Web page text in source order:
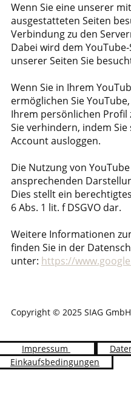
Wenn Sie eine unserer
ausgestatteten Seiten
Verbindung zu den
Dabei wird dem
unserer Seiten Sie
Wenn Sie in Ihrem
ermöglichen Sie
Ihrem persönlichen Profil
Sie verhindern, indem
Account ausloggen.
Die Nutzung von
ansprechenden
Dies stellt ein
6 Abs. 1 lit. f DSGVO dar.
Weitere Informationen
finden Sie in der
unter: https://
Copyright © 2025 SIAG
Impressum
Einkaufsbedingungen